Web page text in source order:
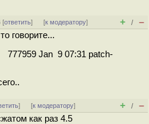
[ответить] [к модератору] + / –
говорите...
Jan 9 07:31 patch-
] [к модератору] + / –
как раз 4.5